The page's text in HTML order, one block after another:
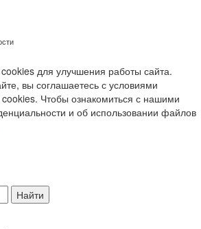
для улучшения работы сайта.
вы соглашаетесь с условиями
Чтобы ознакомиться с нашими
и об использовании файлов
Найти